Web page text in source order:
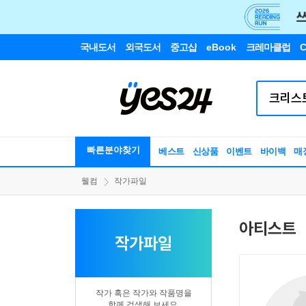
국내도서 외국도서 중고샵 eBook 크레마클럽
빠른분야찾기 베스트 신상품 이벤트 바이백 매
웰컴 작가파일
작가파일
작가 혹은 작가와 작품명을
아티스트